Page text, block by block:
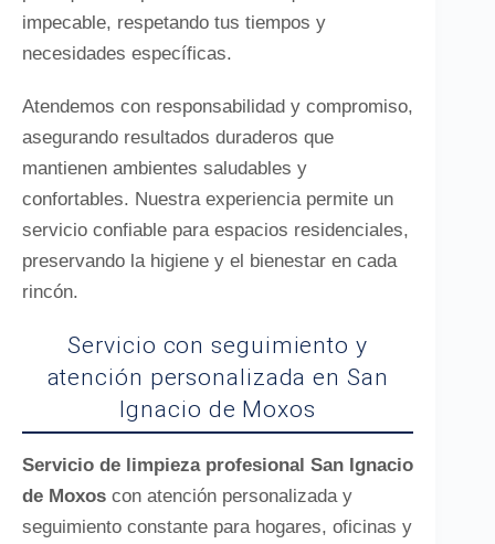
impecable, respetando tus tiempos y
necesidades específicas.
Atendemos con responsabilidad y compromiso,
asegurando resultados duraderos que
mantienen ambientes saludables y
confortables. Nuestra experiencia permite un
servicio confiable para espacios residenciales,
preservando la higiene y el bienestar en cada
rincón.
Servicio con seguimiento y
atención personalizada en San
Ignacio de Moxos
Servicio de limpieza profesional San Ignacio
de Moxos con atención personalizada y
seguimiento constante para hogares, oficinas y